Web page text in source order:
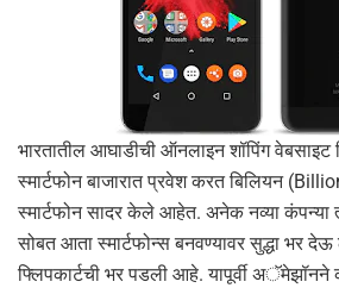
भारतातील आघाडीची ऑनलाइन शॉपिंग वेबसाइट
स्मार्टफोन बाजारात प्रवेश करत बिलियन
स्मार्टफोन सादर केले आहेत. अनेक नव्या कंपन्या
सोबत आता स्मार्टफोन्स बनवण्यावर सुद्धा भर
फ्लिपकार्टची भर पडली आहे. यापूर्वी अॅमेझॉनने